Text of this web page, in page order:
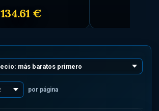
134.61 €
por página